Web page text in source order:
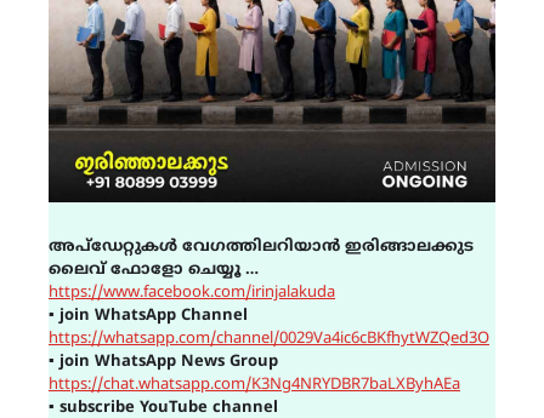
അപ്ഡേറ്റുകൾ വേഗത്തിലറിയാൻ ഇരിങ്ങാലക്കുട
ലൈവ് ഫോളോ ചെയ്യൂ …
https://www.facebook.com/irinjalakuda
▪ join WhatsApp Channel
https://whatsapp.com/channel/0029Va4ic6cBKfhytWZQed3O
▪ join WhatsApp News Group
https://chat.whatsapp.com/K3Ng4NRYDBR7baLXByhAEa
▪ subscribe YouTube channel